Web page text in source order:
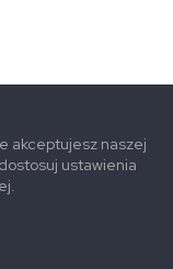
akceptujesz naszej
ustawienia